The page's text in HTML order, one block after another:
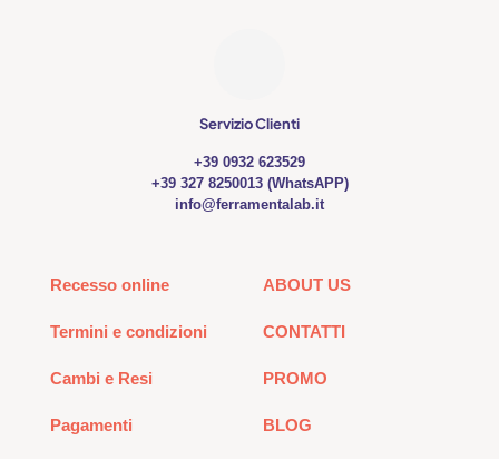
Servizio Clienti
+39 0932 623529
+39 327 8250013 (WhatsAPP)
info@ferramentalab.it
Recesso online
Termini e condizioni
Cambi e Resi
Pagamenti
ABOUT US
CONTATTI
PROMO
BLOG